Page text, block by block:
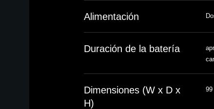
Alimentación
Duración de la batería
Dimensiones (W x D x
H)